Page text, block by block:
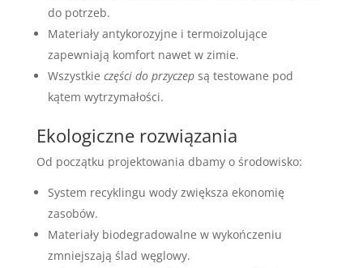
do potrzeb.
Materiały antykorozyjne i termoizolujące
zapewniają komfort nawet w zimie.
Wszystkie części do przyczepsą testowane pod
kątem wytrzymałości.
Ekologiczne rozwiązania
Od początku projektowania dbamy o środowisko:
System recyklingu wody zwiększa ekonomię
zasobów.
Materiały biodegradowalne w wykończeniu
zmniejszają ślad węglowy.